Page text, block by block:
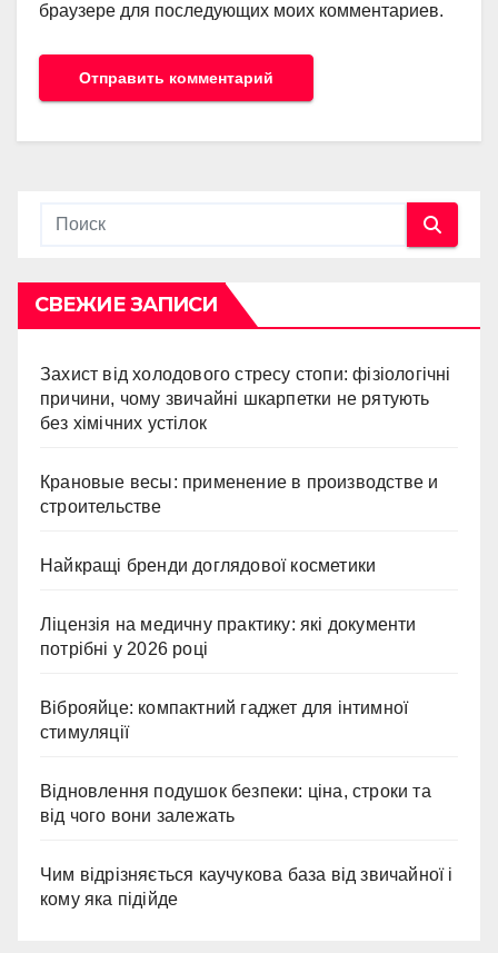
браузере для последующих моих комментариев.
СВЕЖИЕ ЗАПИСИ
Захист від холодового стресу стопи: фізіологічні
причини, чому звичайні шкарпетки не рятують
без хімічних устілок
Крановые весы: применение в производстве и
строительстве
Найкращі бренди доглядової косметики
Ліцензія на медичну практику: які документи
потрібні у 2026 році
Віброяйце: компактний гаджет для інтимної
стимуляції
Відновлення подушок безпеки: ціна, строки та
від чого вони залежать
Чим відрізняється каучукова база від звичайної і
кому яка підійде